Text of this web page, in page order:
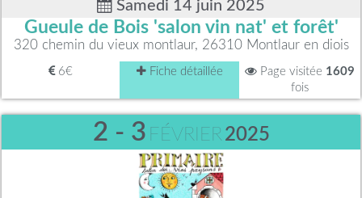
Samedi 14 juin 2025
Gueule de Bois 'salon vin nat' et forêt'
320 chemin du vieux montlaur, 26310 Montlaur en diois
6€ Fiche détaillée Page visitée 1609
fois
2 - 3 FÉVRIER 2025